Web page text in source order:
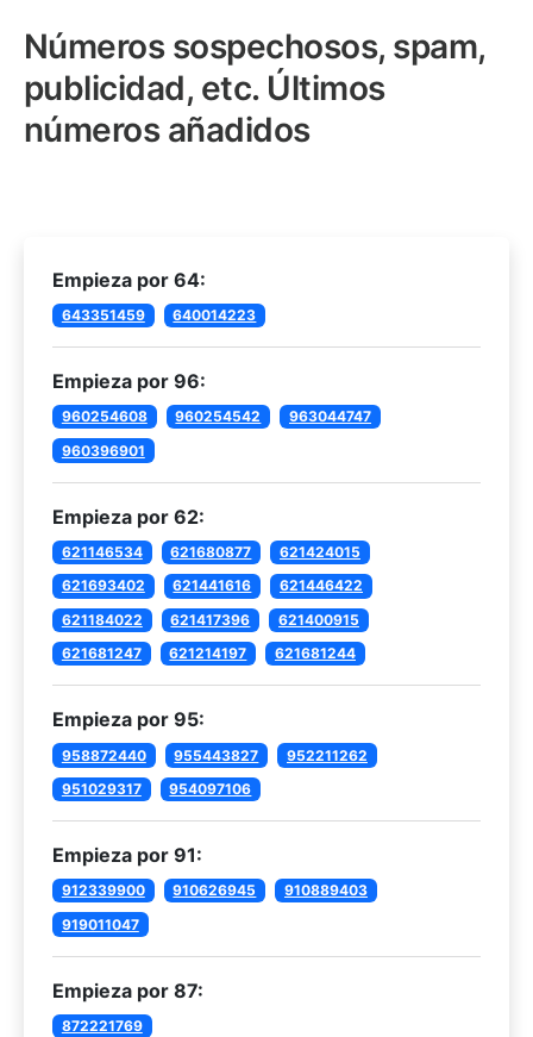
Números sospechosos, spam,
publicidad, etc. Últimos
números añadidos
Empieza por 64:
643351459 640014223
Empieza por 96:
960254608 960254542
963044747
960396901
Empieza por 62:
621146534 621680877
621424015
621693402
621441616
621446422
621184022
621417396
621400915
621681247
621214197 621681244
Empieza por 95:
958872440 955443827
952211262
951029317
954097106
Empieza por 91:
912339900 910626945
910889403
919011047
Empieza por 87:
872221769